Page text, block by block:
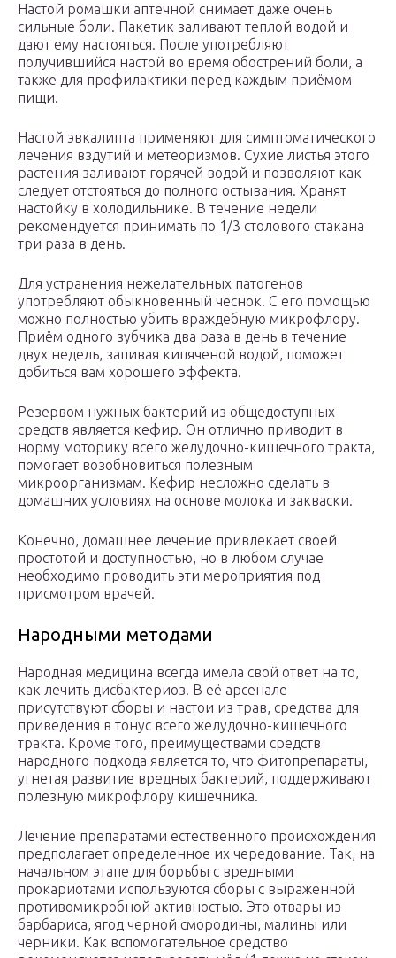
Настой ромашки аптечной снимает даже очень
сильные боли. Пакетик заливают теплой водой и
дают ему настояться. После употребляют
получившийся настой во время обострений боли, а
также для профилактики перед каждым приёмом
пищи.
Настой эвкалипта применяют для симптоматического
лечения вздутий и метеоризмов. Сухие листья этого
растения заливают горячей водой и позволяют как
следует отстояться до полного остывания. Хранят
настойку в холодильнике. В течение недели
рекомендуется принимать по 1/3 столового стакана
три раза в день.
Для устранения нежелательных патогенов
употребляют обыкновенный чеснок. С его помощью
можно полностью убить враждебную микрофлору.
Приём одного зубчика два раза в день в течение
двух недель, запивая кипяченой водой, поможет
добиться вам хорошего эффекта.
Резервом нужных бактерий из общедоступных
средств является кефир. Он отлично приводит в
норму моторику всего желудочно-кишечного тракта,
помогает возобновиться полезным
микроорганизмам. Кефир несложно сделать в
домашних условиях на основе молока и закваски.
Конечно, домашнее лечение привлекает своей
простотой и доступностью, но в любом случае
необходимо проводить эти мероприятия под
присмотром врачей.
Народными методами
Народная медицина всегда имела свой ответ на то,
как лечить дисбактериоз. В её арсенале
присутствуют сборы и настои из трав, средства для
приведения в тонус всего желудочно-кишечного
тракта. Кроме того, преимуществами средств
народного подхода является то, что фитопрепараты,
угнетая развитие вредных бактерий, поддерживают
полезную микрофлору кишечника.
Лечение препаратами естественного происхождения
предполагает определенное их чередование. Так, на
начальном этапе для борьбы с вредными
прокариотами используются сборы с выраженной
противомикробной активностью. Это отвары из
барбариса, ягод черной смородины, малины или
черники. Как вспомогательное средство